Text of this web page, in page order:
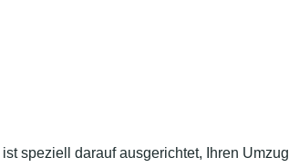
speziell darauf ausgerichtet, Ihren Umzug